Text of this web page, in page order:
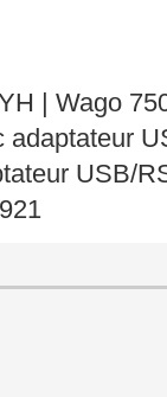
| Wago
USB/